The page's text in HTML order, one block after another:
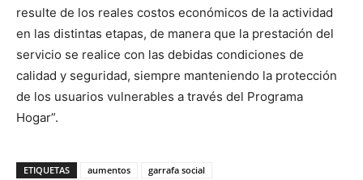
resulte de los reales costos económicos de la actividad
en las distintas etapas, de manera que la prestación del
servicio se realice con las debidas condiciones de
calidad y seguridad, siempre manteniendo la protección
de los usuarios vulnerables a través del Programa
Hogar”.
ETIQUETAS aumentos garrafa social